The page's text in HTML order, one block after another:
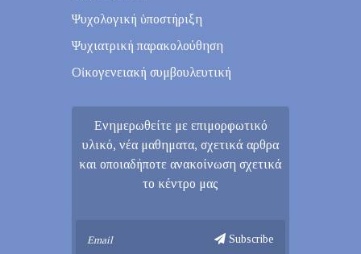
Ψυχολογική ὑποστήριξη
Ψυχιατρική παρακολούθηση
Οἰκογενειακή συμβουλευτική
Ενημερωθείτε με επιμορφωτικό
υλικό, νέα μαθηματα, σχετικά αρθρα
και οποιαδήποτε ανακοίνωση σχετικά
το κέντρο μας
Subscribe